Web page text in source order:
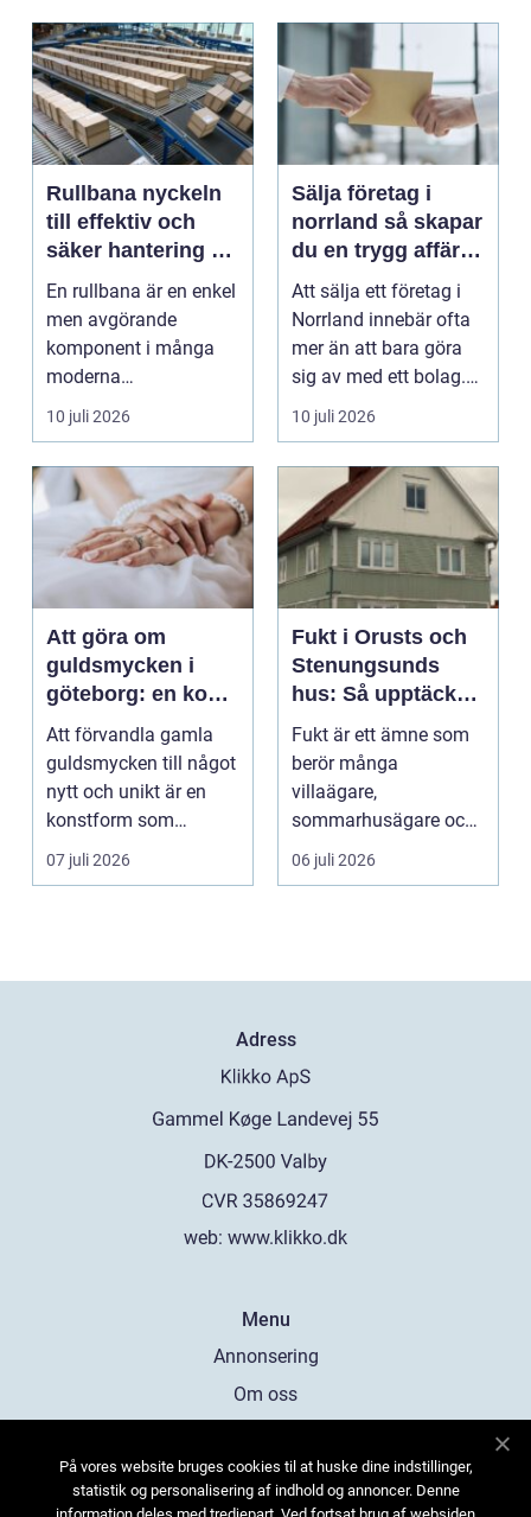
Rullbana nyckeln
till effektiv och
säker hantering av
gods
En rullbana är en enkel
men avgörande
komponent i många
moderna
verksamheter. Den
används för att fl...
10 juli 2026
Sälja företag i
norrland så skapar
du en trygg affär
från start till mål
Att sälja ett företag i
Norrland innebär ofta
mer än att bara göra
sig av med ett bolag.
För många ä...
10 juli 2026
Att göra om
guldsmycken i
göteborg: en konst
att förnya det
gamla
Att förvandla gamla
guldsmycken till något
nytt och unikt är en
konstform som
kombinerar
traditionel...
07 juli 2026
Fukt i Orusts och
Stenungsunds
hus: Så upptäcker
och åtgärdar du
problemet
Fukt är ett ämne som
berör många
villaägare,
sommarhusägare och
bosta...
06 juli 2026
Adress
web: www.klikko.dk
Menu
Annonsering
Om oss
Kontakta oss
Sitemap
På vores website bruges cookies til at huske dine indstillinger,
statistik og personalisering af indhold og annoncer. Denne